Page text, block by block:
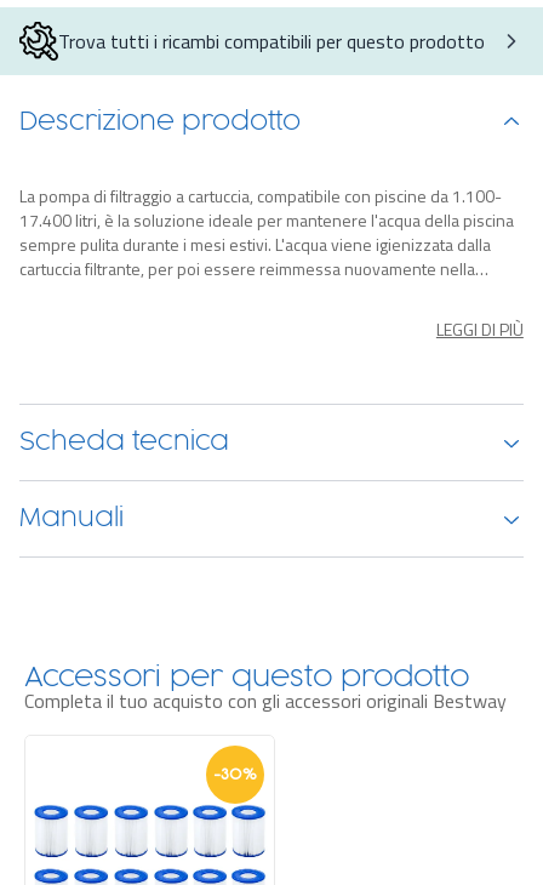
Trova tutti i ricambi compatibili per questo prodotto
Descrizione prodotto
La pompa di filtraggio a cartuccia, compatibile con piscine da 1.100-
17.400 litri, è la soluzione ideale per mantenere l'acqua della piscina
sempre pulita durante i mesi estivi. L'acqua viene igienizzata dalla
cartuccia filtrante, per poi essere reimmessa nuovamente nella
Portata d'acqua della pompa: 3.028 L/h Portata d'acqua del sistema:
LEGGI DI PIÙ
Scheda tecnica
Manuali
Accessori per questo prodotto
Completa il tuo acquisto con gli accessori originali Bestway
-30%